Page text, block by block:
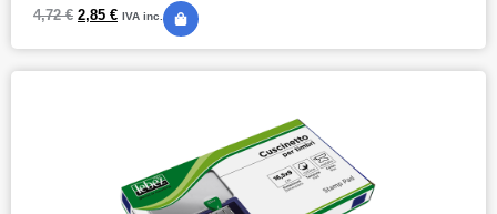
4,72€ 2,85 € IVA inc.